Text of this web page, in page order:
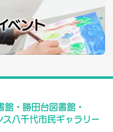
・勝田台図書館・
八千代市民ギャラリー